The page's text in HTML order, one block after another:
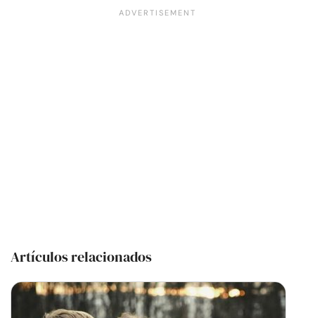
Artículos relacionados